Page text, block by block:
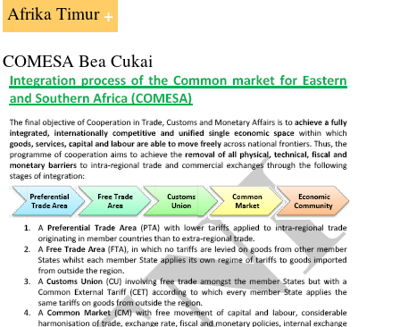
Afrika Timur
Kursus "Perdagangan luar negeri dan
bisnis di Afrika Timur"
Afrika Timur: Organisasi kawasan dan Perjanjian
Komunitas Afrika Timur (EAC)
Otoritas Antarpemerintah untuk Pembangunan
(IGAD)
Umum Pasar untuk Afrika Timur dan Selatan
(COMESA)
COMESA Bea Cukai